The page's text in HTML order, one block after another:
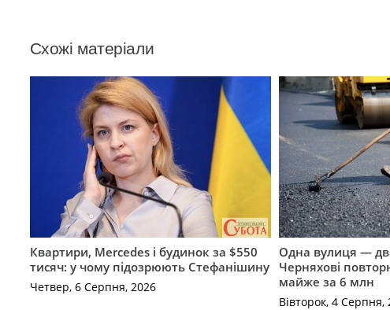
Схожі матеріали
Квартири, Mercedes і будинок за $550
тисяч: у чому підозрюють Стефанішину
Четвер, 6 Серпня, 2026
Одна вулиця —
Черняхові
майже за 6 млн
Вівторок, 4 Серпня,